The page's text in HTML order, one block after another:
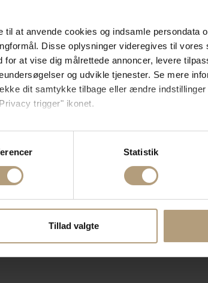
til at anvende cookies og indsamle persondata
Disse oplysninger videregives til vores
at vise dig målrettede annoncer, levere
og udvikle tjenester. Se mere
dit samtykke tilbage eller ændre
trigger" ikonet.
placering, der kan være nøjagtig inden for få
af dens unikke karakteristika
partnere kan kombinere disse data med
af deres tjenester.
Statistik
Tillad valgte